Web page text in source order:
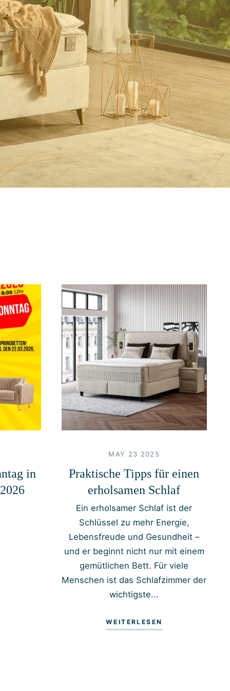
in
MAY 23 2025
Praktische Tipps für einen
erholsamen Schlaf
Ein erholsamer Schlaf ist der
Schlüssel zu mehr Energie,
Lebensfreude und Gesundheit –
und er beginnt nicht nur mit einem
gemütlichen Bett. Für viele
Menschen ist das Schlafzimmer der
wichtigste...
WEITERLESEN